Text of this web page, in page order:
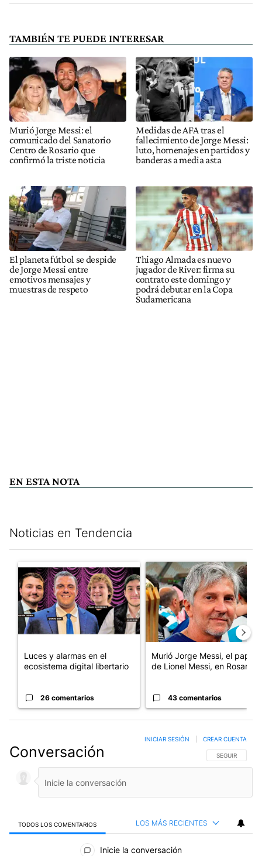
TAMBIÉN TE PUEDE INTERESAR
Murió Jorge Messi: el
comunicado del Sanatorio
Centro de Rosario que
confirmó la triste noticia
Medidas de AFA tras el
fallecimiento de Jorge Messi:
luto, homenajes en partidos y
banderas a media asta
El planeta fútbol se despide
de Jorge Messi entre
emotivos mensajes y
muestras de respeto
Thiago Almada es nuevo
jugador de River: firma su
contrato este domingo y
podrá debutar en la Copa
Sudamericana
EN ESTA NOTA
Noticias en Tendencia
Un artículo de tendencia con el título "Luces y alarmas en el
Luces y alarmas en el
ecosistema digital libertario
26 comentarios
Un artículo de tendencia con
Murió Jorge Messi, el papá
de Lionel Messi, en Rosario
43 comentarios
Conversación SIGA ESTA
SEGUIR
INICIAR SESIÓN CREAR CUENTA
TODOS LOS COMENTARIOS LOS MÁS RECIENTES
Todos los comentarios
Inicie la conversación